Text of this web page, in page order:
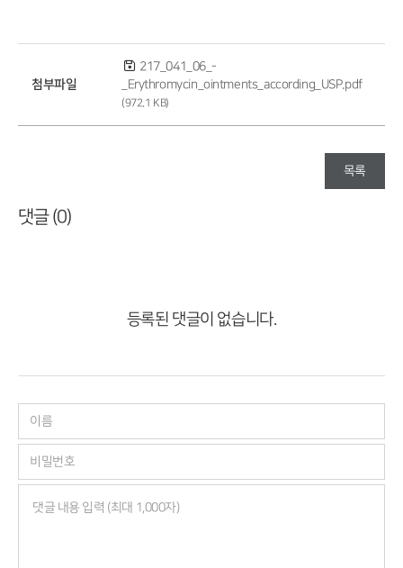
첨부파일
217_041_06_-
_Erythromycin_ointments_according_USP.pdf
(972.1 KB)
목록
댓글 (0)
등록된 댓글이 없습니다.